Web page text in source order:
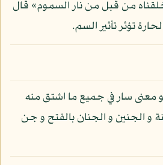
من قبل من نار السموم» قال
تؤثر تأثير السم.
سار في جميع ما اشتق منه
و الجنين و الجنان بالفتح و جن